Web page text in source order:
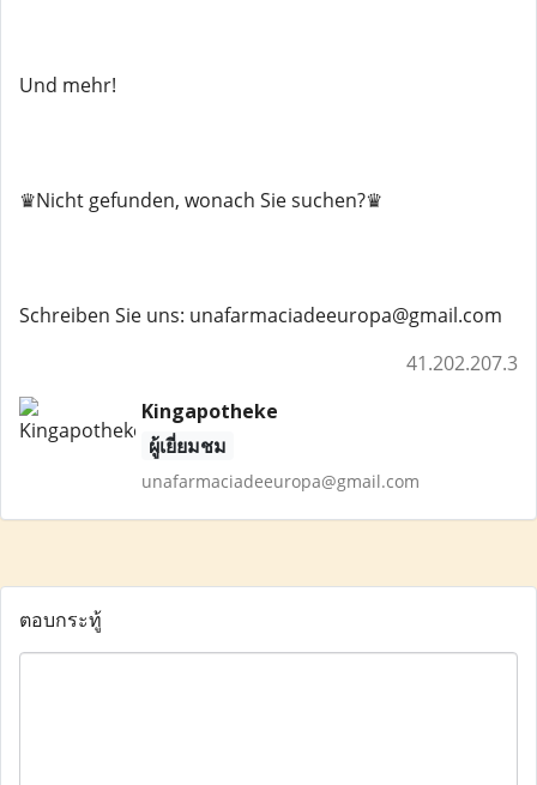
Und mehr!
♛Nicht gefunden, wonach Sie suchen?♛
Schreiben Sie uns: unafarmaciadeeuropa@gmail.com
41.202.207.3
Kingapotheke
ผู้เยี่ยมชม
unafarmaciadeeuropa@gmail.com
ตอบกระทู้